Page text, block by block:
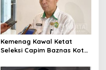
Kemenag Kawal Ketat
Seleksi Capim Baznas Kota
Komisioner Baznas